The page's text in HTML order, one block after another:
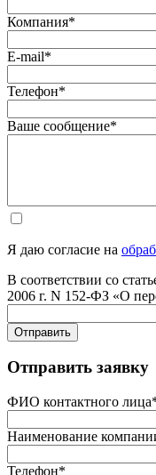
Компания*
E-mail*
Телефон*
Ваше сообщение*
Я даю согласие на
В соответствии со
2006 г. N 152-ФЗ «О
Отправить
Отправить заявку
ФИО контактного лица
Наименование
Телефон*